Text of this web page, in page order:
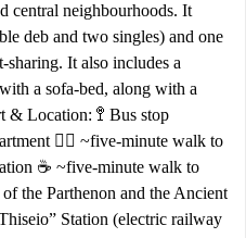
central neighbourhoods. It
deb and two singles) and one
It also includes a
a sofa-bed, along with a
& Location: 🚏 Bus stop
🚶‍♂️ ~five-minute walk to
☕ ~five-minute walk to
the Parthenon and the Ancient
Station (electric railway